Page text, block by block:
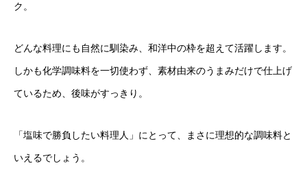
ク。
どんな料理にも自然に馴染み、和洋中の枠を超えて活躍します。
しかも化学調味料を一切使わず、素材由来のうまみだけで仕上げ
ているため、後味がすっきり。
「塩味で勝負したい料理人」にとって、まさに理想的な調味料と
いえるでしょう。